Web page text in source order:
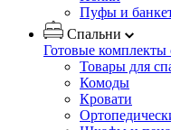
Пуфы и
Спальни
Готовые комплекты
Товары для
Комоды
Кровати